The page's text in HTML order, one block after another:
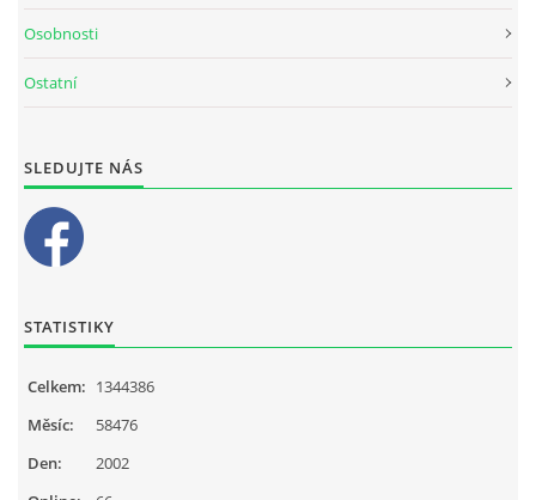
Osobnosti
Ostatní
SLEDUJTE NÁS
STATISTIKY
Celkem: 1344386
Měsíc:
58476
Den:
2002